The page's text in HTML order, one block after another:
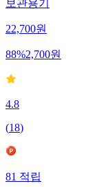
보관용기
22,700원
88%2,700원
4.8
(18)
81적립